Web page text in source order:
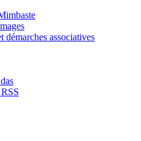
démarches associatives